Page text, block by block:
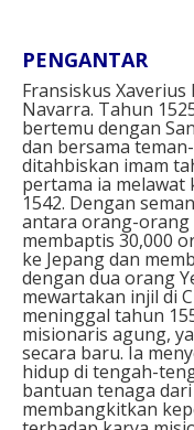
PENGANTAR
Fransiskus
Navarra. Tahun
bertemu dengan
dan bersama
ditahbiskan imam
pertama ia melawat
1542. Dengan
antara orang-orang
membaptis 30,000
ke Jepang dan
dengan dua orang
mewartakan injil di
meninggal tahun
misionaris agung,
secara baru. Ia
hidup di tengah-
bantuan tenaga
membangkitkan